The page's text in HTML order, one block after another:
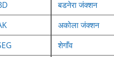
बडनेरा जंक्शन
अकोला जंक्शन
शेगाँव